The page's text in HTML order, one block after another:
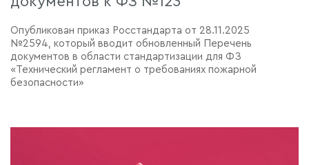
Опубликован приказ Росстандарта от 28.11.2025
№2594, который вводит обновленный Перечень
документов в области стандартизации для ФЗ
«Технический регламент о требованиях пожарной
безопасности»